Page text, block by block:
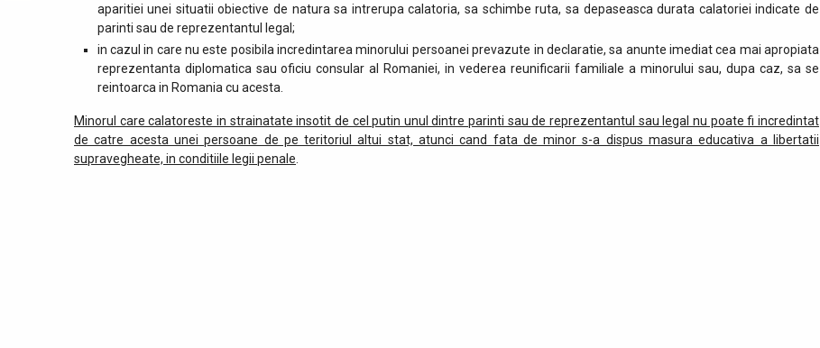
aparitiei unei situatii obiective de natura sa intrerupa calatoria, sa schimbe ruta, sa depaseasca durata calatoriei indicate de
parinti sau de reprezentantul legal;
in cazul in care nu este posibila incredintarea minorului persoanei prevazute in declaratie, sa anunte imediat cea mai apropiata
reprezentanta diplomatica sau oficiu consular al Romaniei, in vederea reunificarii familiale a minorului sau, dupa caz, sa se
reintoarca in Romania cu acesta.
Minorul care calatoreste in strainatate insotit de cel putin unul dintre parinti sau de reprezentantul sau legal nu poate fi incredintat
de catre acesta unei persoane de pe teritoriul altui stat, atunci cand fata de minor s-a dispus masura educativa a libertatii
supravegheate, in conditiile legii penale